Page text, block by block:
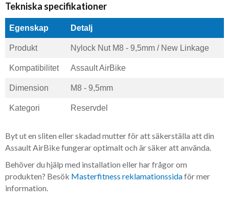
Tekniska specifikationer
Egenskap Detalj
Produkt Nylock Nut M8 - 9,5mm / New Linkage
Kompatibilitet Assault AirBike
Dimension M8 - 9,5mm
Kategori Reservdel
Byt ut en sliten eller skadad mutter för att säkerställa att din
Assault AirBike fungerar optimalt och är säker att använda.
Behöver du hjälp med installation eller har frågor om
produkten? Besök Masterfitness reklamationssidaför mer
information.